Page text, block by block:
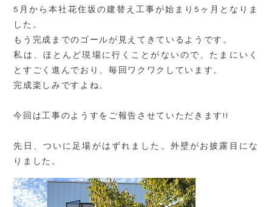
5月から本社花住坂の建替え工事が始まり5ヶ月となりま
した。
もう完成までのゴールが見えてきているようです。
私は、ほとんど現場に行くことがないので、たまにいく
とすごく進んでおり、毎回ワクワクしています。
完成楽しみですよね。
今回は工事のようすをご報告させていただきます!!
先日、ついに足場がはずれました。外壁がお披露目にな
りました。